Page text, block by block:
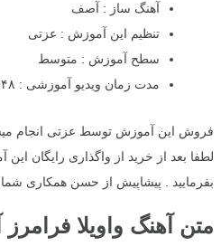
آهنگ ساز : آصف
تنظیم این آموزش : عزتی
سطح آموزش : متوسط
مدت زمان ویدیو آموزشی : ۰۰:۰۴:۴۸
فروش این آموزش توسط عزتی انجام
لطفا بعد از خرید از واگذاری رایگان
بفرمایید . پیشاپیش از حسن همکاری
متن آهنگ واویلا